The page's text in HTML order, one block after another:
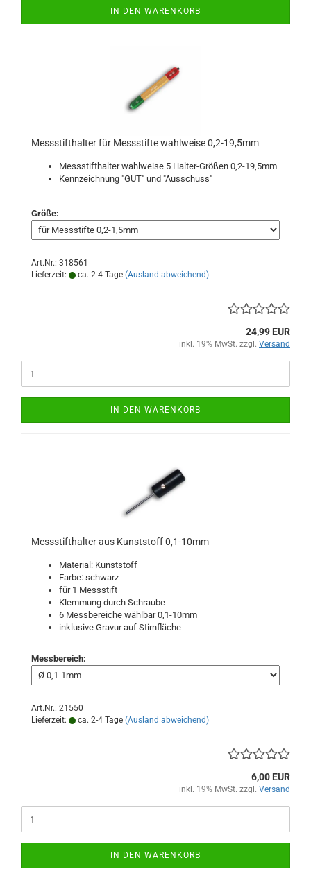
IN DEN WARENKORB
Messstifthalter für Messstifte wahlweise 0,2-19,5mm
Messstifthalter wahlweise 5 Halter-Größen 0,2-19,5mm
Kennzeichnung "GUT" und "Ausschuss"
Größe:
Art.Nr.: 318561
Lieferzeit:
ca. 2-4 Tage (Ausland abweichend)
24,99 EUR
inkl. 19% MwSt. zzgl. Versand
IN DEN WARENKORB
Messstifthalter aus Kunststoff 0,1-10mm
Material: Kunststoff
Farbe: schwarz
für 1 Messstift
Klemmung durch Schraube
6 Messbereiche wählbar 0,1-10mm
inklusive Gravur auf Stirnfläche
Messbereich:
Art.Nr.: 21550
Lieferzeit:
ca. 2-4 Tage (Ausland abweichend)
6,00 EUR
inkl. 19% MwSt. zzgl. Versand
IN DEN WARENKORB